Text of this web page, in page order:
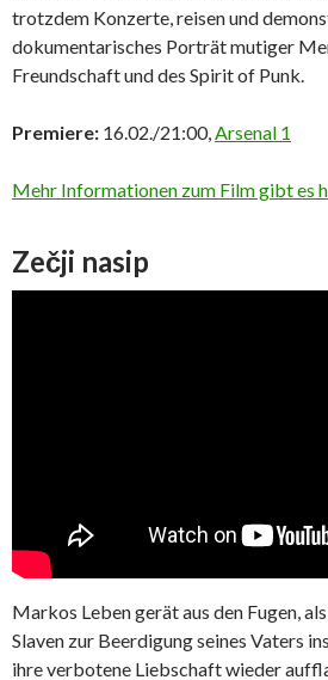
trotzdem Konzerte, reisen und
dokumentarisches Porträt mutiger
Freundschaft und des Spirit of Punk.
Premiere: 16.02./21:00, Arsenal 1
Mehr Informationen zum Film gibt es
Zečji nasip
Markos Leben gerät aus den Fugen,
Slaven zur Beerdigung seines Vaters
ihre verbotene Liebschaft wieder